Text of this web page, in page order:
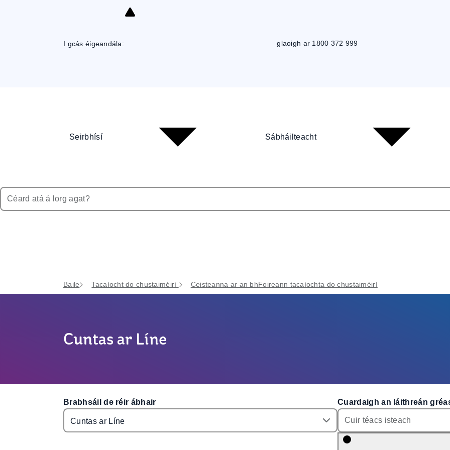
I gcás éigeandála: glaoigh ar 1800 372 999
Seirbhísí Sábháilteacht
Baile Tacaíocht do chustaiméirí Ceisteanna ar an bhFoireann tacaíochta do chustaiméirí
Cuntas ar Líne
Brabhsáil de réir ábhair Cuardaigh an láithreán